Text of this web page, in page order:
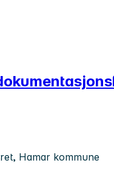
Hamar kommune